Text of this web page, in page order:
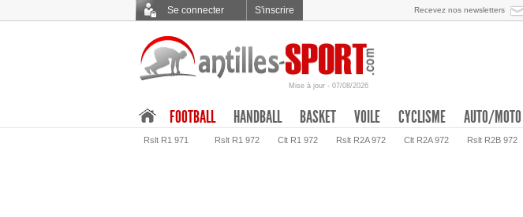
Se connecter S'inscrire Recevez nos newsletters
Mise à jour - 07/08/2026
FOOTBALL
Rslt R1 971 Rslt R1 972 Clt R1 972 Rslt R2A 972 Clt R2A 972 Rslt R2B 972
HANDBALL BASKET VOILE CYCLISME AUTO/MOTO